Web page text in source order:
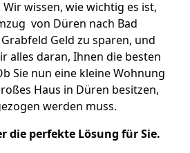
wissen, wie wichtig es ist,
von Düren nach Bad
Geld zu sparen, und
alles daran, Ihnen die besten
Sie nun eine kleine Wohnung
Haus in Düren besitzen,
werden muss.
die perfekte Lösung für Sie.